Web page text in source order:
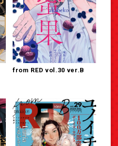
from RED vol.30 ver.B